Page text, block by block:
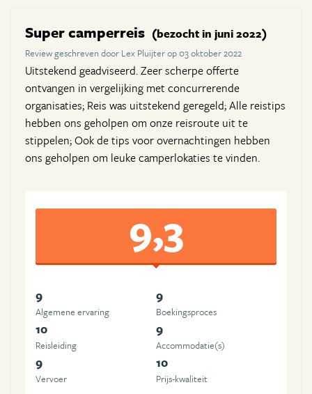
Super camperreis (bezocht in juni 2022)
Review geschreven door Lex Pluijter op 03 oktober 2022
Uitstekend geadviseerd. Zeer scherpe offerte
ontvangen in vergelijking met concurrerende
organisaties; Reis was uitstekend geregeld; Alle reistips
hebben ons geholpen om onze reisroute uit te
stippelen; Ook de tips voor overnachtingen hebben
ons geholpen om leuke camperlokaties te vinden.
9,3
9
Algemene ervaring
9
Boekingsproces
10
Reisleiding
9
Accommodatie(s)
9
Vervoer
10
Prijs-kwaliteit